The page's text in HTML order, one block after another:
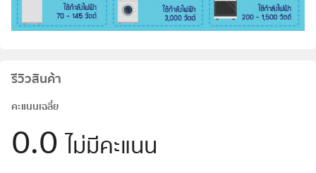
รีวิวสินค้า
คะแนนเฉลี่ย
0.0 ไม่มีคะแนน